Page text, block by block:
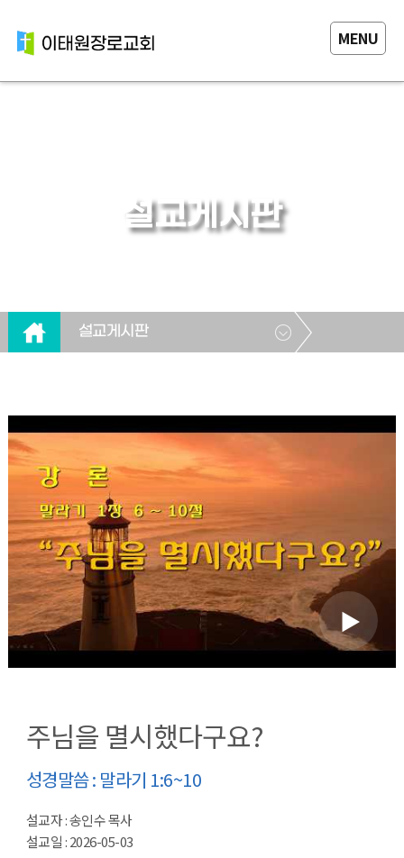
MENU
설교게시판
설교게시판
주님을 멸시했다구요?
성경말씀 : 말라기 1:6~10
설교자 : 송인수 목사
설교일 : 2026-05-03